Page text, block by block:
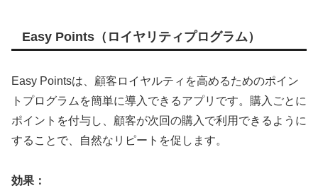
Easy Points（ロイヤリティプログラム）
Easy Pointsは、顧客ロイヤルティを高めるためのポイン
トプログラムを簡単に導入できるアプリです。購入ごとに
ポイントを付与し、顧客が次回の購入で利用できるように
することで、自然なリピートを促します。
効果：